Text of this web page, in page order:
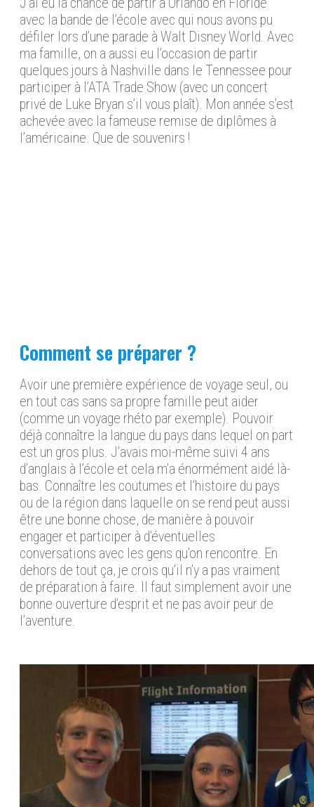
avec la bande de l’école avec qui nous avons pu
défiler lors d’une parade à Walt Disney World. Avec
ma famille, on a aussi eu l’occasion de partir
quelques jours à Nashville dans le Tennessee pour
participer à l’ATA Trade Show (avec un concert
privé de Luke Bryan s’il vous plaît). Mon année s’est
achevée avec la fameuse remise de diplômes à
l’américaine. Que de souvenirs !
Comment se préparer ?
Avoir une première expérience de voyage seul, ou
en tout cas sans sa propre famille peut aider
(comme un voyage rhéto par exemple). Pouvoir
déjà connaître la langue du pays dans lequel on part
est un gros plus. J’avais moi-même suivi 4 ans
d’anglais à l’école et cela m’a énormément aidé là-
bas. Connaître les coutumes et l’histoire du pays
ou de la région dans laquelle on se rend peut aussi
être une bonne chose, de manière à pouvoir
engager et participer à d’éventuelles
conversations avec les gens qu’on rencontre. En
dehors de tout ça, je crois qu’il n’y a pas vraiment
de préparation à faire. Il faut simplement avoir une
bonne ouverture d’esprit et ne pas avoir peur de
l’aventure.